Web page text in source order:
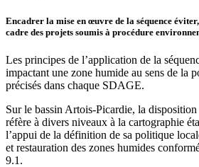
Encadrer la mise en œuvre de la séquence
cadre des projets soumis à procédure
Les principes de l’application de la
impactant une zone humide au sens de la
précisés dans chaque SDAGE.
Sur le bassin Artois-Picardie, la
réfère à divers niveaux à la cartographie
l’appui de la définition de sa politique
et restauration des zones humides
9.1.